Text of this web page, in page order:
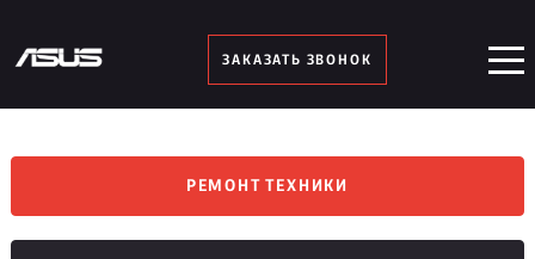
ЗАКАЗАТЬ ЗВОНОК
РЕМОНТ ТЕХНИКИ